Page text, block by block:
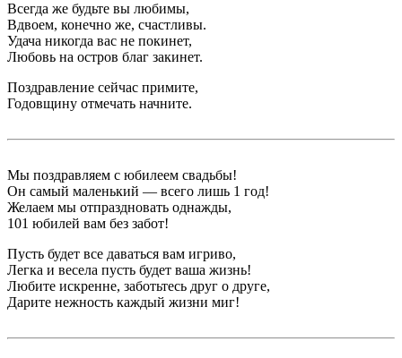
Всегда же будьте вы любимы,
Вдвоем, конечно же, счастливы.
Удача никогда вас не покинет,
Любовь на остров благ закинет.
Поздравление сейчас примите,
Годовщину отмечать начните.
Мы поздравляем с юбилеем свадьбы!
Он самый маленький — всего лишь 1 год!
Желаем мы отпраздновать однажды,
101 юбилей вам без забот!
Пусть будет все даваться вам игриво,
Легка и весела пусть будет ваша жизнь!
Любите искренне, заботьтесь друг о друге,
Дарите нежность каждый жизни миг!